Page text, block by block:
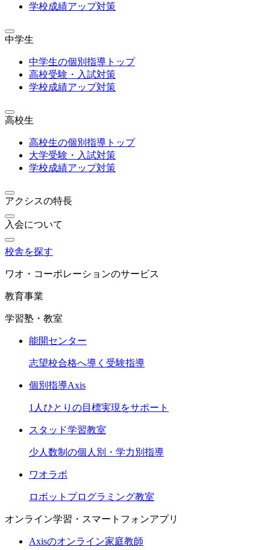
学校成績アップ対策
中学生
中学生の個別指導トップ
高校受験・入試対策
学校成績アップ対策
高校生
高校生の個別指導トップ
大学受験・入試対策
学校成績アップ対策
アクシスの特長
入会について
校舎を探す
ワオ・コーポレーションのサービス
教育事業
学習塾・教室
能開センター
志望校合格へ導く受験指導
個別指導Axis
1人ひとりの目標実現をサポート
スタッド学習教室
少人数制の個人別・学力別指導
ワオラボ
ロボットプログラミング教室
オンライン学習・スマートフォンアプリ
Axisのオンライン家庭教師